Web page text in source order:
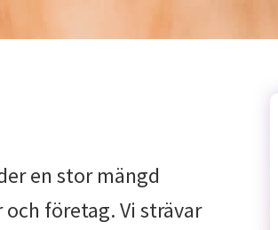
en stor mängd
företag. Vi strävar